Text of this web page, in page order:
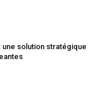
une solution stratégique